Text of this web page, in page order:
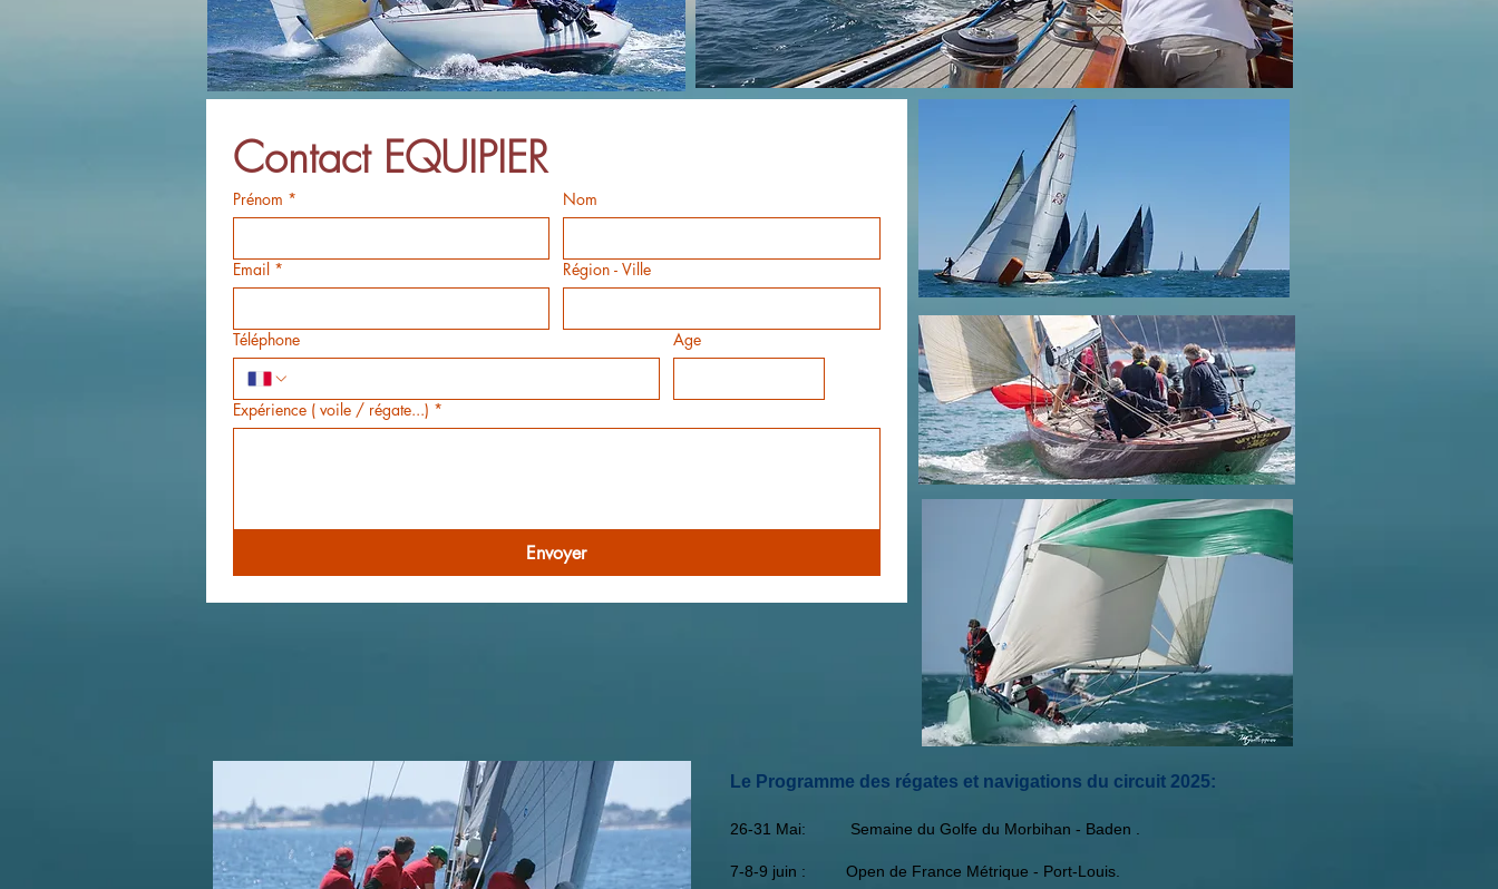
Contact EQUIPIER
Prénom * Nom
Email * Région - Ville
Téléphone Age
Expérience ( voile / régate...) *
Envoyer
Le Programme des régates et navigations du circuit 2025:
26-31 Mai: Semaine du Golfe du Morbihan - Baden .
7-8-9 juin : Open de France Métrique - Port-Louis.